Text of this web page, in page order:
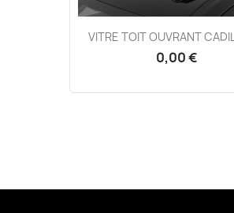
VITRE TOIT OUVRANT
0,00 €